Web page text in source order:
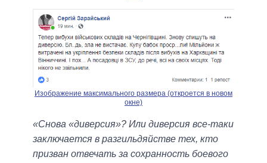
Изображение максимального размера (откроется в новом
окне)
«Снова «диверсия»? Или диверсия все-таки
заключается в разгильдяйстве тех, кто
призван отвечать за сохранность боевого